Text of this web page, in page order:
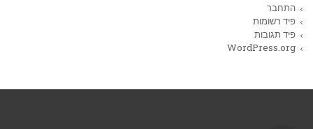
התחבר
פיד רשומות
פיד תגובות
WordPress.org